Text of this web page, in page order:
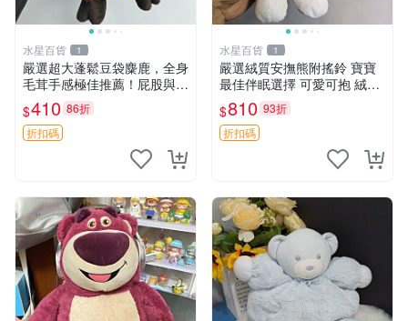
水星百貨 1
嚴選超大蓬鬆豆袋麋鹿，全身
毛茸手感極佳推薦！屁股與四
肢填充均勻，適合收藏與孩童
共賞。 麋鹿 豆袋 毛茸玩具
$410 86折
折扣碼
水星百貨 1
嚴選絨質安撫熊附搖鈴 寶寶
最佳伴眠選擇 可愛可抱 絨毛
玩具 安撫熊 嬰兒用
$810 93折
折扣碼